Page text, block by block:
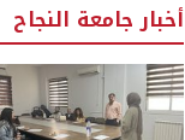
أخبار جامعة النجاح